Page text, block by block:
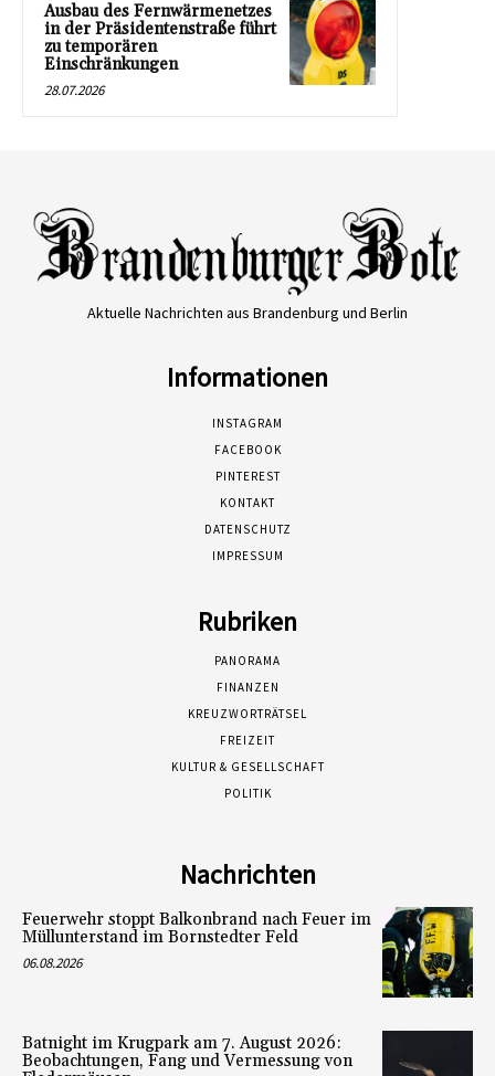
Ausbau des Fernwärmenetzes
in der Präsidentenstraße führt
zu temporären
Einschränkungen
28.07.2026
Aktuelle Nachrichten aus Brandenburg und Berlin
Informationen
INSTAGRAM
FACEBOOK
PINTEREST
KONTAKT
DATENSCHUTZ
IMPRESSUM
Rubriken
PANORAMA
FINANZEN
KREUZWORTRÄTSEL
FREIZEIT
KULTUR & GESELLSCHAFT
POLITIK
Nachrichten
Feuerwehr stoppt Balkonbrand nach Feuer im
Müllunterstand im Bornstedter Feld
06.08.2026
Batnight im Krugpark am 7. August 2026:
Beobachtungen, Fang und Vermessung von